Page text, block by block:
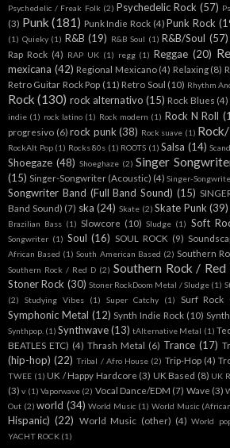
Psychedelic / Freak Folk (2) Psychedelic Rock (57)
(3) Punk (181) Punk Indie Rock (4) Punk Rock
(1) Quieky (1) R&B (19) R&B Soul (1) R&B/Soul (57)
Rap Rock (4) RAP UK (1) regg (1) Reggae (20)
mexicana (42) Regional Mexicano (4) Relaxing (8)
Retro Guitar Rock Pop (11) Retro Soul (10) Rhythm
Rock (130) rock alternativo (15) Rock Blues (4)
indie (1) rock latino (1) Rock modern (1) Rock N Roll
progresivo (6) rock punk (38) Rock suave (1)
RockAlt Pop (1) Rocks 80s (1) ROOTS (1) Salsa (14)
Shoegaze (48) Shoeghaze (2) Singer
(15) Singer-Songwriter (Acoustic) (4) Singer-
Songwriter Band (Full Band Sound) (15)
Band Sound) (7) ska (24) Skate (2) Skate Punk (39)
Brazilian Bass (1) Slowcore (10) Sludge (1) Soft
Songwriter (1) Soul (16) SOUL ROCK (9)
African Based (1) South American Based (2) Southern
Southern Rock / Red D (2) Southern Rock /
Stoner Rock (30) Stoner RockDoom Metal / Sludge (1)
(2)
Studying Vibes (1) Super Catchy (1) Surf Rock
Symphonic Metal (12) Synth Indie Rock (10)
Synthpop. (1) Synthwave (13) tAlternative Metal (1)
BEATLES ETC) (4) Thrash Metal (6) Trance (17)
(hip-hop) (22) Tribal / Afro House (2) Trip-Hop (4)
TWEE (1) UK / Happy Hardcore (3) UK Based (8) UK
(3) v (1) Vaporwave (2) Vocal Dance/EDM (7) Wave (3)
Out (2) world (34) World Music (1) World Music
Hispanic) (22) World Music (other) (4) World
YACHT ROCK (1)